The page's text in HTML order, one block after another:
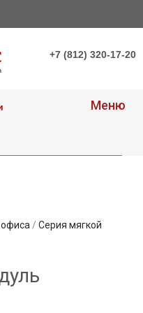
+7 (812) 320-17-20
Меню
/ Серия мягкой